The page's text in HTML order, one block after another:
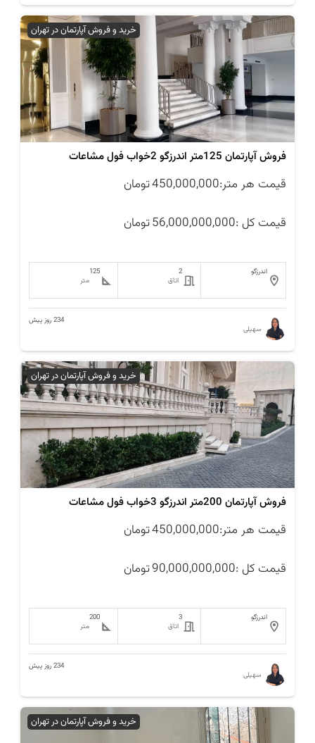
خرید و فروش آپارتمان در تهران
فروش آپارتمان 125متر اندرزگو 2خواب فول مشاعات
قیمت هر متر:450,000,000تومان
قیمت کل :56,000,000,000تومان
اندرزگو
2
اتاق
125
متر
سهیلی
234 روز پیش
خرید و فروش آپارتمان در تهران
فروش آپارتمان 200متر اندرزگو 3خواب فول مشاعات
قیمت هر متر:450,000,000تومان
قیمت کل :90,000,000,000تومان
اندرزگو
3
اتاق
200
متر
سهیلی
234 روز پیش
خرید و فروش آپارتمان در تهران